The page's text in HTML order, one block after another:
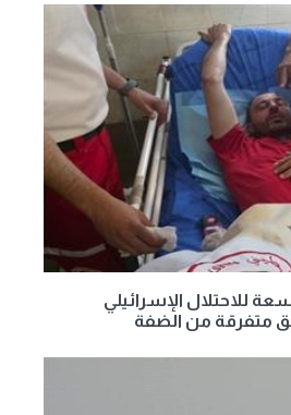
للاحتلال الإسرائيلي
متفرقة من الضفة